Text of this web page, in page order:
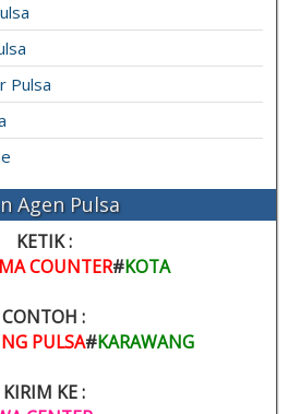
Pulsa
Agen Pulsa
KETIK :
COUNTER#KOTA
CONTOH :
PULSA#KARAWANG
KIRIM KE :